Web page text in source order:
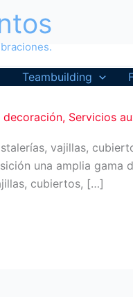
Teambuilding
, Servicios
vajillas,
una amplia gama
cubiertos, […]